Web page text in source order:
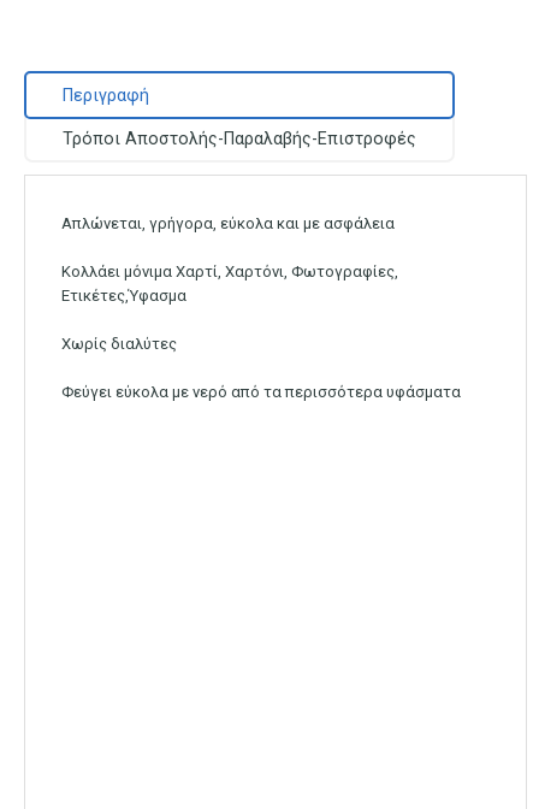
Περιγραφή
Τρόποι Αποστολής-Παραλαβής-Επιστροφές
Απλώνεται, γρήγορα, εύκολα και με ασφάλεια
Κολλάει μόνιμα Χαρτί, Χαρτόνι, Φωτογραφίες,
Ετικέτες,Ύφασμα
Χωρίς διαλύτες
Φεύγει εύκολα με νερό από τα περισσότερα υφάσματα